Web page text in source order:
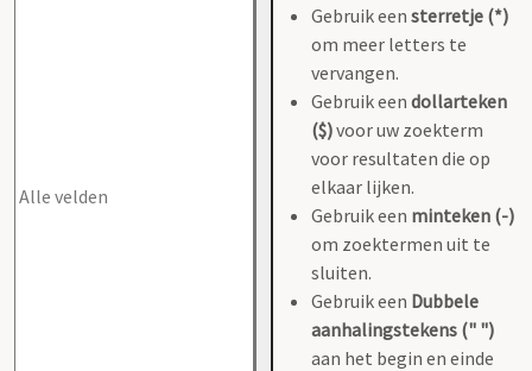
Gebruik een sterretje (*)
om meer letters te
vervangen.
Gebruik een dollarteken
($)voor uw zoekterm
voor resultaten die op
elkaar lijken.
Gebruik een minteken (-)
om zoektermen uit te
sluiten.
Gebruik een Dubbele
aanhalingstekens (" ")
aan het begin en einde